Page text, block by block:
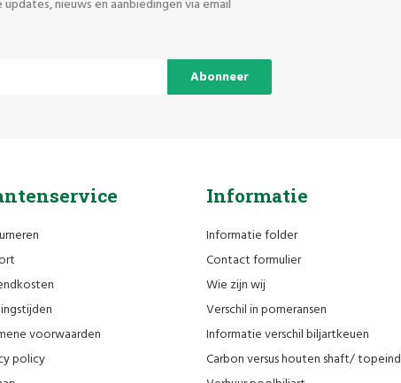
nieuws en aanbiedingen via email
Abonneer
voorwaarden
policy
Informatie
Informatie folder
Contact formulier
Wie zijn wij
Verschil in pomeransen
Informatie verschil biljartkeuen
Carbon versus houten shaft/ topeind